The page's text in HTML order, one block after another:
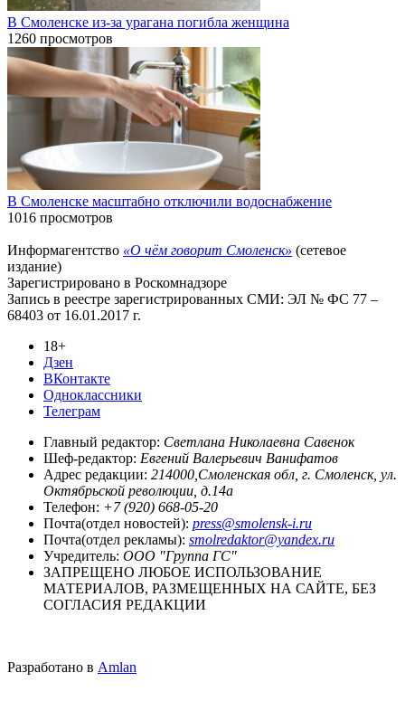
В Смоленске из-за урагана погибла женщина
1260 просмотров
В Смоленске масштабно отключили водоснабжение
1016 просмотров
Информагентство «О чём говорит Смоленск» (сетевое
издание)
Зарегистрировано в Роскомнадзоре
Запись в реестре зарегистрированных СМИ: ЭЛ № ФС 77 –
68403 от 16.01.2017 г.
18+
Дзен
ВКонтакте
Одноклассники
Телеграм
Главный редактор: Светлана Николаевна Савенок
Шеф-редактор: Евгений Валерьевич Ванифатов
Адрес редакции: 214000,Смоленская обл, г. Смоленск, ул.
Октябрьской революции, д.14а
Телефон: +7 (920) 668-05-20
Почта(отдел новостей): press@smolensk-i.ru
Почта(отдел рекламы): smolredaktor@yandex.ru
Учредитель: ООО "Группа ГС"
ЗАПРЕЩЕНО ЛЮБОЕ ИСПОЛЬЗОВАНИЕ
МАТЕРИАЛОВ, РАЗМЕЩЕННЫХ НА САЙТЕ, БЕЗ
СОГЛАСИЯ РЕДАКЦИИ
Разработано в Amlan